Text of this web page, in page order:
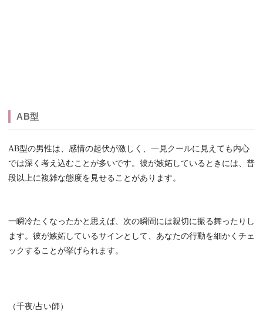
AB型
AB型の男性は、感情の起伏が激しく、一見クールに見えても内心
では深く考え込むことが多いです。彼が嫉妬しているときには、普
段以上に複雑な態度を見せることがあります。
一瞬冷たくなったかと思えば、次の瞬間には親切に振る舞ったりし
ます。彼が嫉妬しているサインとして、あなたの行動を細かくチェ
ックすることが挙げられます。
（千夜/占い師）